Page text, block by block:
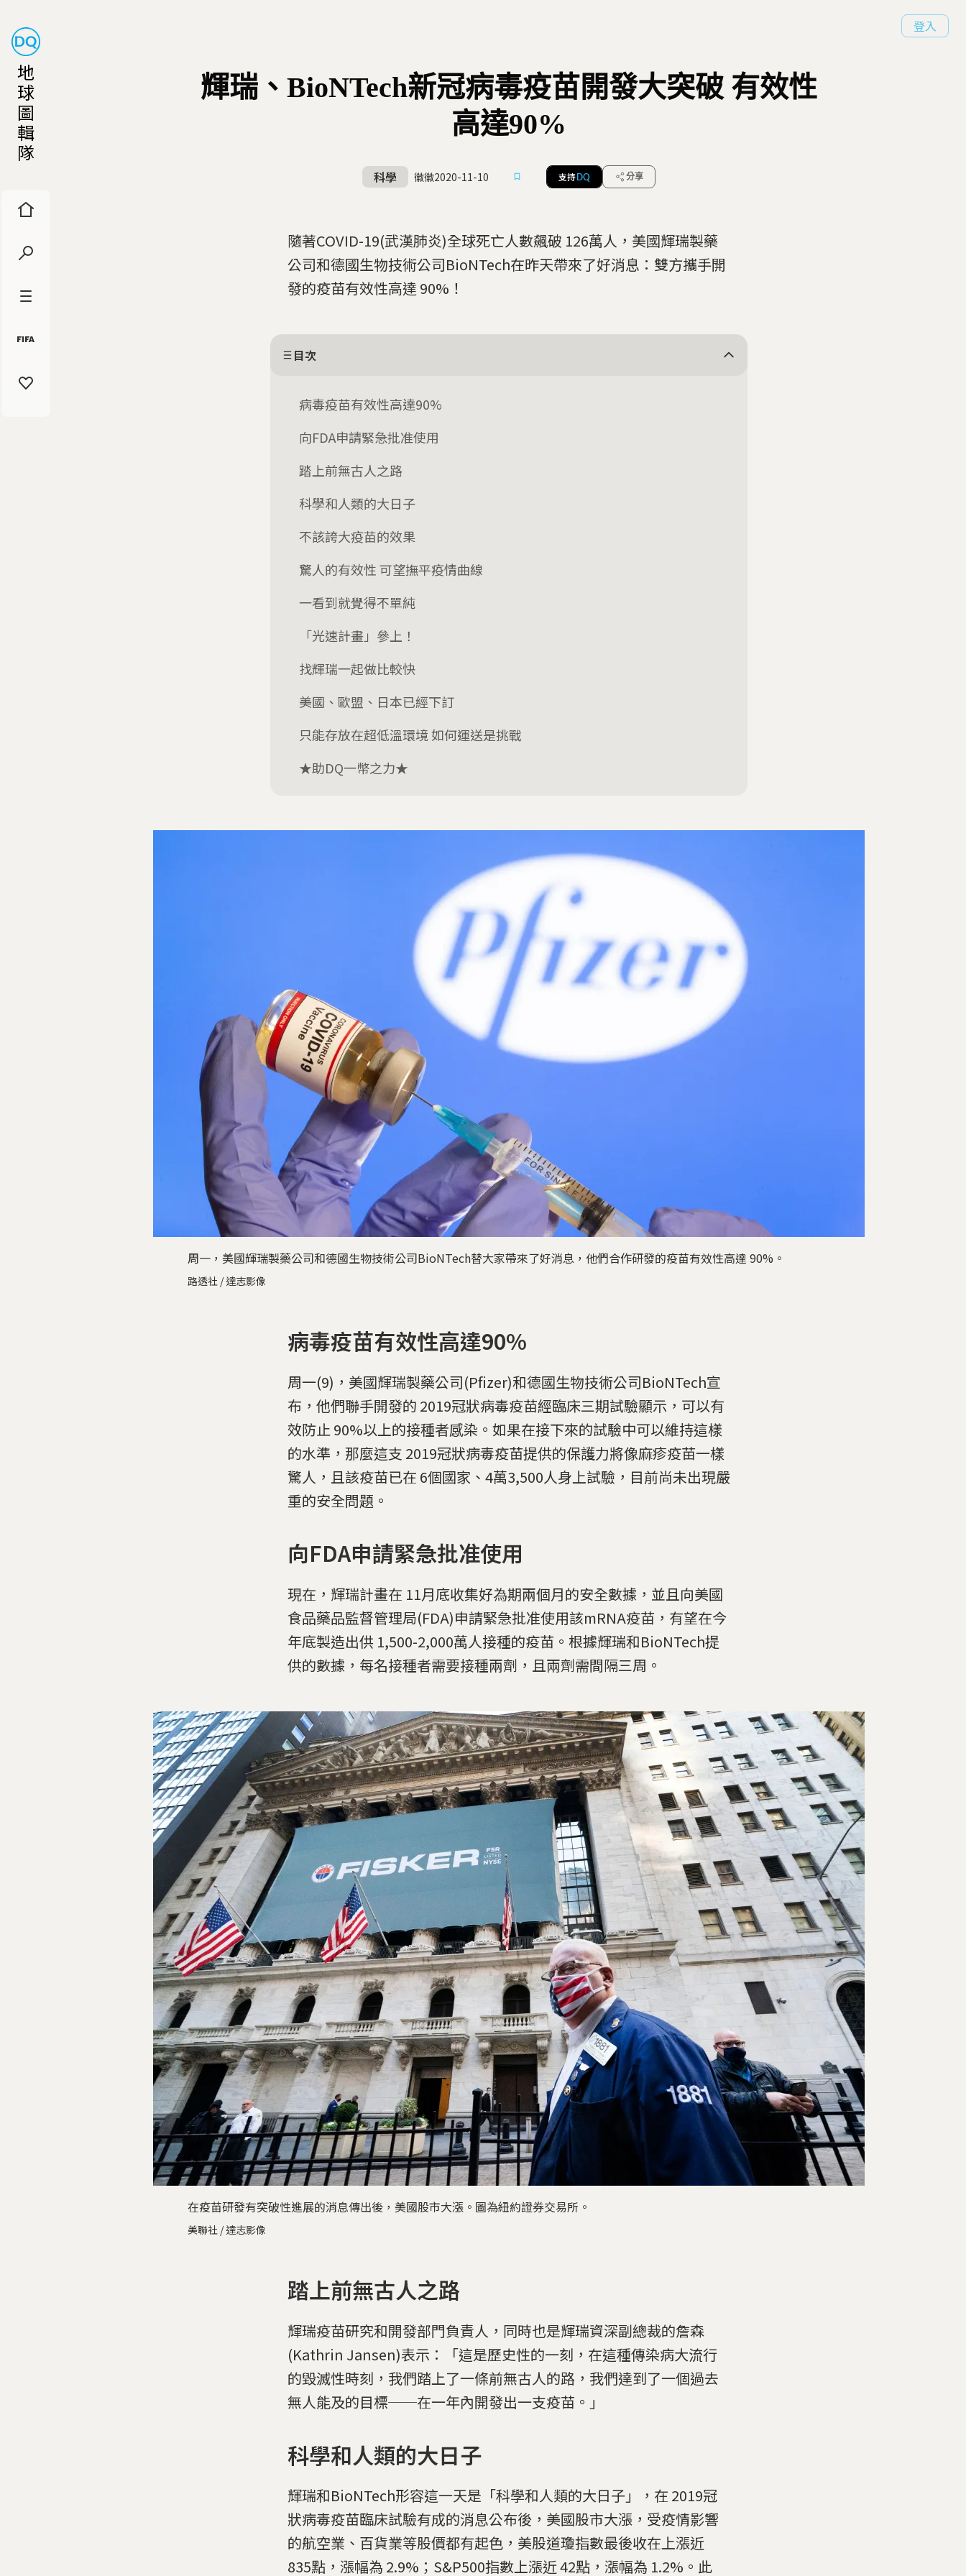
地
球
圖
輯
隊
登入
輝瑞、BioNTech新冠病毒疫苗開發大突破 有效性
高達90%
科學 徽徽2020-11-10 支持 DQ 分享
隨著COVID-19(武漢肺炎)全球死亡人數飆破 126萬人，美國輝瑞製藥
公司和德國生物技術公司BioNTech在昨天帶來了好消息：雙方攜手開
發的疫苗有效性高達 90%！
目次
病毒疫苗有效性高達90%
向FDA申請緊急批准使用
踏上前無古人之路
科學和人類的大日子
不該誇大疫苗的效果
驚人的有效性 可望撫平疫情曲線
一看到就覺得不單純
「光速計畫」參上！
找輝瑞一起做比較快
美國、歐盟、日本已經下訂
只能存放在超低溫環境 如何運送是挑戰
★助DQ一幣之力★
周一，美國輝瑞製藥公司和德國生物技術公司BioNTech替大家帶來了好消息，他們合作研發的疫苗有效性高達 90%。
路透社 / 達志影像
病毒疫苗有效性高達90%
周一(9)，美國輝瑞製藥公司(Pfizer)和德國生物技術公司BioNTech宣
布，他們聯手開發的 2019冠狀病毒疫苗經臨床三期試驗顯示，可以有
效防止 90%以上的接種者感染。如果在接下來的試驗中可以維持這樣
的水準，那麼這支 2019冠狀病毒疫苗提供的保護力將像麻疹疫苗一樣
驚人，且該疫苗已在 6個國家、4萬3,500人身上試驗，目前尚未出現嚴
重的安全問題。
向FDA申請緊急批准使用
現在，輝瑞計畫在 11月底收集好為期兩個月的安全數據，並且向美國
食品藥品監督管理局(FDA)申請緊急批准使用該mRNA疫苗，有望在今
年底製造出供 1,500-2,000萬人接種的疫苗。根據輝瑞和BioNTech提
供的數據，每名接種者需要接種兩劑，且兩劑需間隔三周。
在疫苗研發有突破性進展的消息傳出後，美國股市大漲。圖為紐約證券交易所。
美聯社 / 達志影像
踏上前無古人之路
輝瑞疫苗研究和開發部門負責人，同時也是輝瑞資深副總裁的詹森
(Kathrin Jansen)表示：「這是歷史性的一刻，在這種傳染病大流行
的毀滅性時刻，我們踏上了一條前無古人的路，我們達到了一個過去
無人能及的目標──在一年內開發出一支疫苗。」
科學和人類的大日子
輝瑞和BioNTech形容這一天是「科學和人類的大日子」，在 2019冠
狀病毒疫苗臨床試驗有成的消息公布後，美國股市大漲，受疫情影響
的航空業、百貨業等股價都有起色，美股道瓊指數最後收在上漲近
835點，漲幅為 2.9%；S&P500指數上漲近 42點，漲幅為 1.2%。此